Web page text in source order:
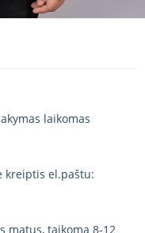
laikomas
kreiptis el.paštu:
matus, taikoma 8-12